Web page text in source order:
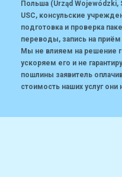
Польша (Urząd Wojewódzki,
USC, консульские
подготовка и проверка
переводы, запись на
Мы не влияем на решение
ускоряем его и не
пошлины заявитель
стоимость наших услуг они